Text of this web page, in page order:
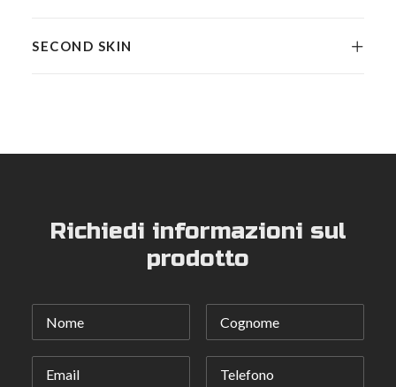
SECOND SKIN
Richiedi informazioni sul
prodotto